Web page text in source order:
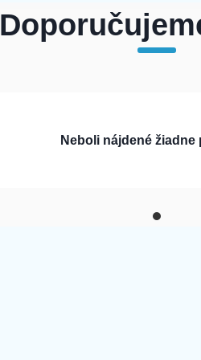
Neboli nájdené žiadne